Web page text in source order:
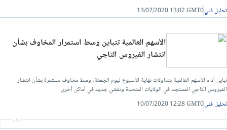
تحليل فني13/07/2020 13:02 GMT0
الأسهم العالمية تتباين وسط استمرار المخاوف بشأن
انتشار الفيروس التاجي
تباين أداء الأسهم العالمية بتداولات نهاية الأسبوع ليوم الجمعة، وسط مخاوف مستمرة بشأن انتشار
الفيروس التاجي المستجد في الولايات المتحدة وتفشي جديد في أماكن أخرى
تحليل فني10/07/2020 12:28 GMT0
أعلان